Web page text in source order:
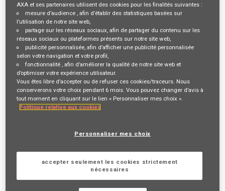
l'expert viendra renforcer l'équipe Design Authority (Expertise
Technique Guidewire Claimcenter AXA).
Le collaborateur pendra en charge les activités de conception de
solution, et sera le garant de la bonne mise en place des bonnes
pratiques dans la tribu et le bon déroulement de la roadmap
technico-fonctionnelle.
En tant que membre de la Design Authority Sinistres IARD, votre rôle
livrables, avec une expertise approfondie sur la plateforme Guidewire
(ClaimCenter ou PolicyCenter).
AXA et ses partenaires utilisent des cookies pour les finalités suivantes :
mesure d’audience , afin d’établir des statistiques basées sur
l’utilisation de notre site web,
partage sur les réseaux sociaux , afin de partager du contenu sur les
réseaux sociaux ou plateformes présents sur notre site web,
publicité personnalisée, afin d’afficher une publicité personnalisée
selon votre navigation et votre profil,
fonctionnalité , afin d’améliorer la qualité de notre site web et
d’optimiser votre expérience utilisateur.
Vous êtes libre d’accepter ou de refuser ces cookies/traceurs. Nous
conserverons votre choix pendant 6 mois. Vous pouvez changer d’avis à
tout moment en cliquant sur le lien « Personnaliser mes choix ».
Politique relative aux cookies
Personnaliser mes choix
accepter seulement les cookies strictement
nécessaires